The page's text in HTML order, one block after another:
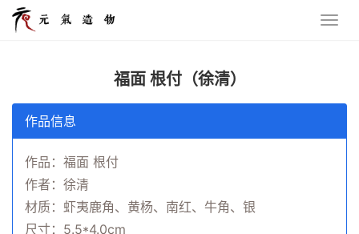
福面 根付（徐清）
作品信息
作品：福面 根付
作者：徐清
材质：虾夷鹿角、黄杨、南红、牛角、银
尺寸：5.5*4.0cm